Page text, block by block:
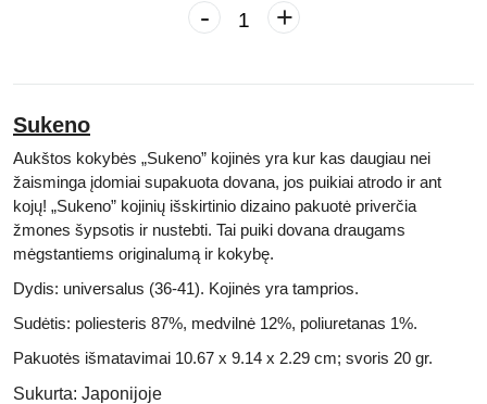
- +
Sukeno
Aukštos kokybės „Sukeno” kojinės yra kur kas daugiau nei
žaisminga įdomiai supakuota dovana, jos puikiai atrodo ir ant
kojų! „Sukeno” kojinių išskirtinio dizaino pakuotė priverčia
žmones šypsotis ir nustebti. Tai puiki dovana draugams
mėgstantiems originalumą ir kokybę.
Dydis: universalus (36-41). Kojinės yra tamprios.
Sudėtis: poliesteris 87%, medvilnė 12%, poliuretanas 1%.
Pakuotės išmatavimai 10.67 x 9.14 x 2.29 cm; svoris 20 gr.
Sukurta: Japonijoje